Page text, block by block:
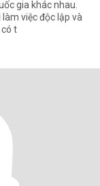
gia khác nhau.
việc độc lập và
t